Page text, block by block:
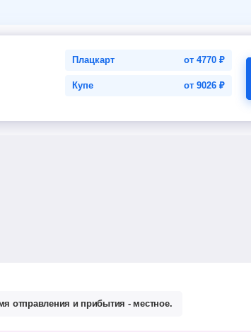
Плацкарт от 4770 ₽
Купе от 9026 ₽
отправления и прибытия - местное.